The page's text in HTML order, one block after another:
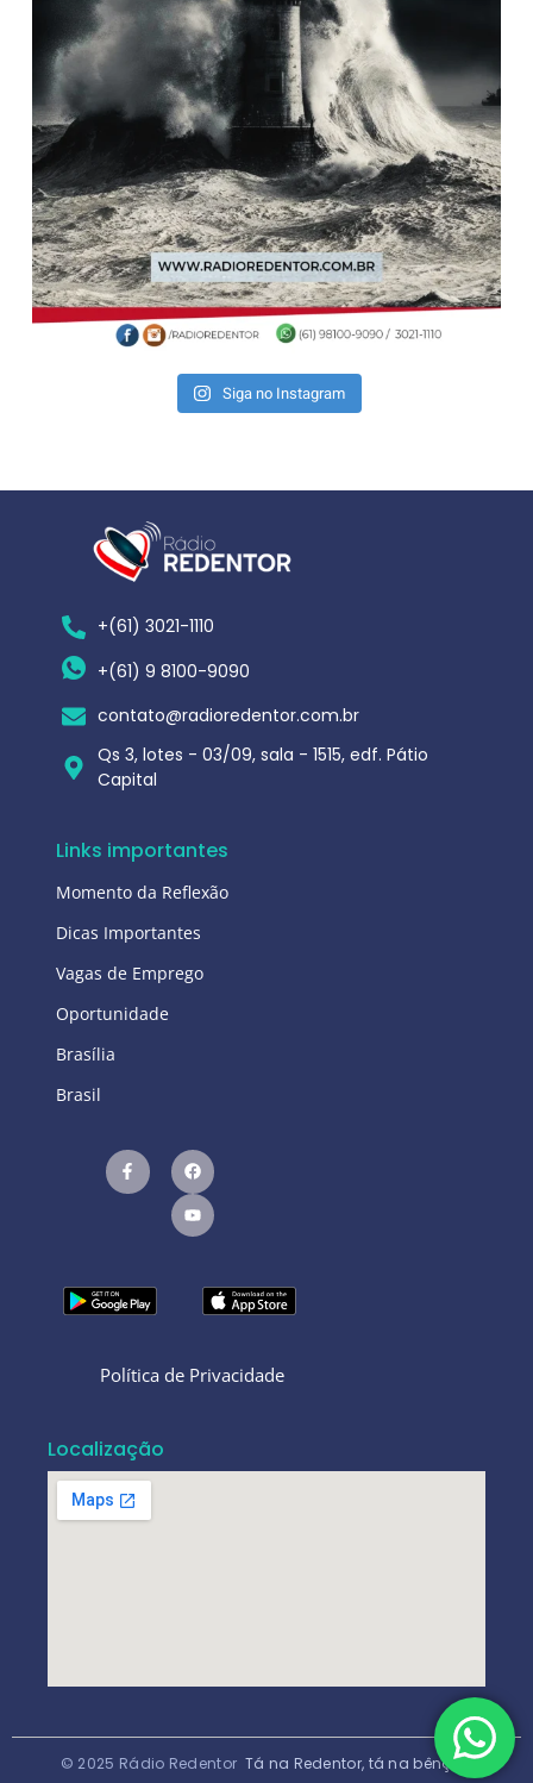
Siga no Instagram
+(61) 3021-1110
+(61) 9 8100-9090
contato@radioredentor.com.br
Qs 3, lotes - 03/09, sala - 1515, edf. Pátio
Capital
Links importantes
Momento da Reflexão
Dicas Importantes
Vagas de Emprego
Oportunidade
Brasília
Brasil
Política de Privacidade
Localização
© 2025 Rádio Redentor Tá na Redentor, tá na bênção